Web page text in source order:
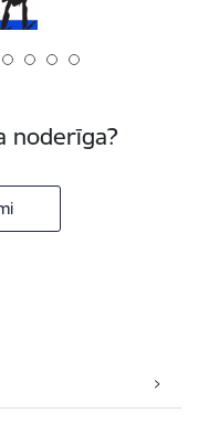
noderīga?